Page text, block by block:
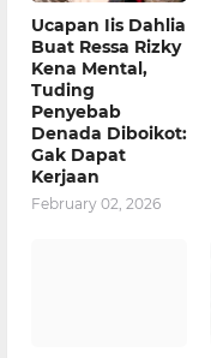
Ucapan Iis Dahlia
Buat Ressa Rizky
Kena Mental,
Tuding
Penyebab
Denada Diboikot:
Gak Dapat
Kerjaan
February 02, 2026